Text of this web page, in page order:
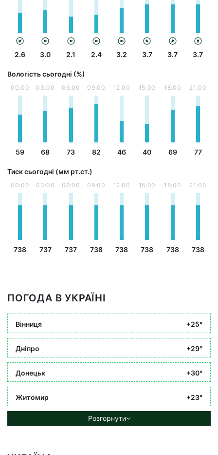
2.6 3.0 2.1 2.4 3.2 3.7 3.7 3.7
Вологість сьогодні (%)
00:00
59
03:00
68
06:00
73
09:00
82
12:00
46
15:00
40
18:00
69
21:00
77
Тиск сьогодні (мм рт.ст.)
00:00
738
03:00
737
06:00
737
09:00
738
12:00
738
15:00
738
18:00
738
21:00
738
ПОГОДА В УКРАЇНІ
Вінниця +25°
Дніпро +29°
Донецьк +30°
Житомир +23°
Розгорнути